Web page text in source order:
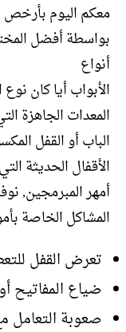
معكم اليوم بأرخص
بواسطة أفضل
أنواع
الأبواب أيا كان
المعدات الجاهزة
الباب أو القفل
الأقفال الحديثة
أمهر المبرمجين,
المشاكل الخاصة
تعرض القفل
ضياع المفاتيح
صعوبة التعامل